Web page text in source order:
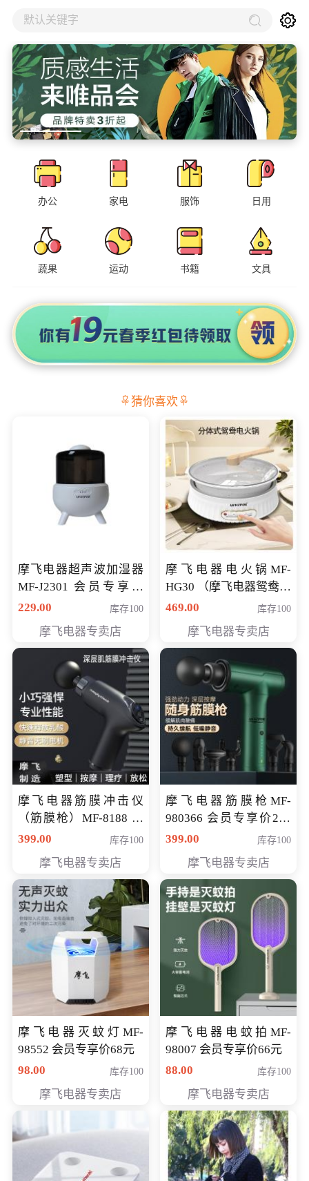
默认关键字
办公 家电 服饰 日用
蔬果 运动 书籍 文具
猜你喜欢
摩飞电器超声波加湿器
MF-J2301 会员专享价
168元
229.00 库存100
摩飞电器专卖店
摩飞电器电火锅MF-
HG30 （摩飞电器鸳鸯锅
MF-HG30 ） 会员专享价
469.00 库存100
摩飞电器专卖店
摩飞电器筋膜冲击仪
（筋膜枪）MF-8188 会
员专享价268元
399.00 库存100
摩飞电器专卖店
摩飞电器筋膜枪MF-
980366 会员专享价299
元
399.00 库存100
摩飞电器专卖店
摩飞电器灭蚊灯MF-
98552 会员专享价68元
98.00
库存100
摩飞电器专卖店
摩飞电器电蚊拍MF-
98007 会员专享价66元
88.00
库存100
摩飞电器专卖店